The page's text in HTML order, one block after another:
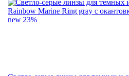
new 23%